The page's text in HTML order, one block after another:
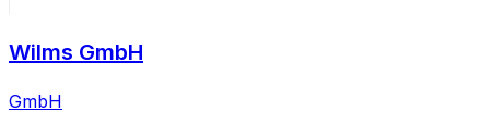
Wilms GmbH
GmbH